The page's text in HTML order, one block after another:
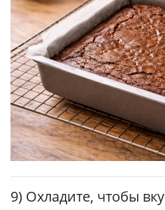
9) Охладите, чтобы